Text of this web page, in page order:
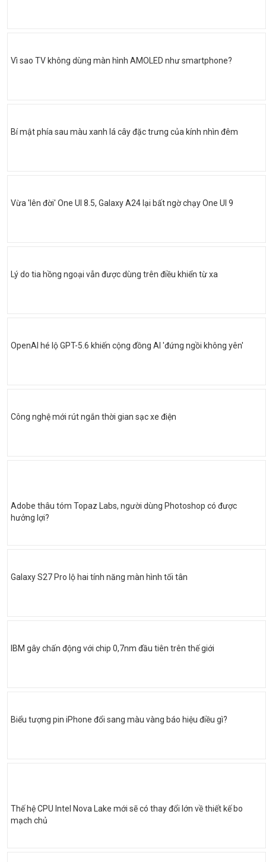
Vì sao TV không dùng màn hình AMOLED như smartphone?
Bí mật phía sau màu xanh lá cây đặc trưng của kính nhìn đêm
Vừa 'lên đời' One UI 8.5, Galaxy A24 lại bất ngờ chạy One UI 9
Lý do tia hồng ngoại vẫn được dùng trên điều khiển từ xa
OpenAI hé lộ GPT-5.6 khiến cộng đồng AI 'đứng ngồi không yên'
Công nghệ mới rút ngắn thời gian sạc xe điện
Adobe thâu tóm Topaz Labs, người dùng Photoshop có được
hưởng lợi?
Galaxy S27 Pro lộ hai tính năng màn hình tối tân
IBM gây chấn động với chip 0,7nm đầu tiên trên thế giới
Biểu tượng pin iPhone đổi sang màu vàng báo hiệu điều gì?
Thế hệ CPU Intel Nova Lake mới sẽ có thay đổi lớn về thiết kế bo
mạch chủ